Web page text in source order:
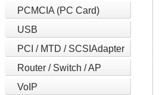
PCMCIA (PC Card)
USB
PCI / MTD / SCSIAdapter
Router / Switch / AP
VoIP